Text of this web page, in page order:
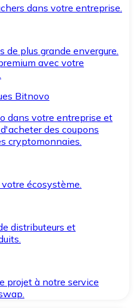
dans votre entreprise.
de plus grande envergure.
avec votre
Bitnovo
dans votre entreprise et
des coupons
cryptomonnaies.
écosystème.
distributeurs et
projet à notre service